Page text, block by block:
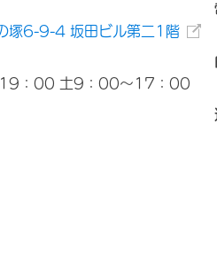
塚6-9-4 坂田ビル第二1階
：00 土9：00～17：00